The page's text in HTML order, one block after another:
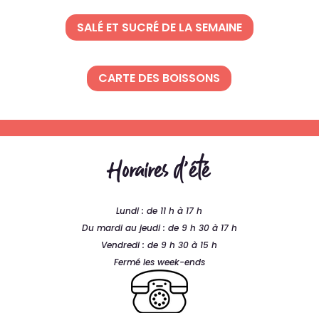
SALÉ ET SUCRÉ DE LA SEMAINE
CARTE DES BOISSONS
Horaires d’été
Lundi : de 11 h à 17 h
Du mardi au jeudi : de 9 h 30 à 17 h
Vendredi : de 9 h 30 à 15 h
Fermé les week-ends